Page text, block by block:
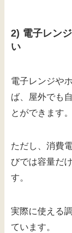
2) 電子レン
い
電子レンジや
ば、屋外でも
とができます。
ただし、消費
びでは容量だ
す。
実際に使える
ています。